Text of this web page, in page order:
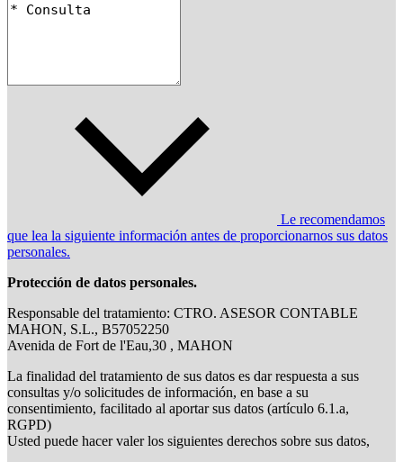
Le recomendamos
que lea la siguiente información antes de proporcionarnos sus datos
personales.
Protección de datos personales.
Responsable del tratamiento: CTRO. ASESOR CONTABLE
MAHON, S.L., B57052250
Avenida de Fort de l'Eau,30 , MAHON
La finalidad del tratamiento de sus datos es dar respuesta a sus
consultas y/o solicitudes de información, en base a su
consentimiento, facilitado al aportar sus datos (artículo 6.1.a,
RGPD)
Usted puede hacer valer los siguientes derechos sobre sus datos,